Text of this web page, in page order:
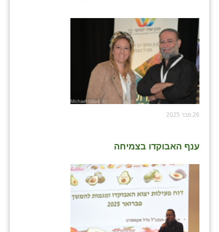
26 פבר 2025
ענף האבוקדו בצמיחה